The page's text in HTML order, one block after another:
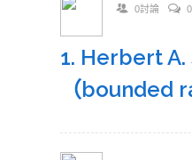
0討論
1. Herbert A.
（bounded